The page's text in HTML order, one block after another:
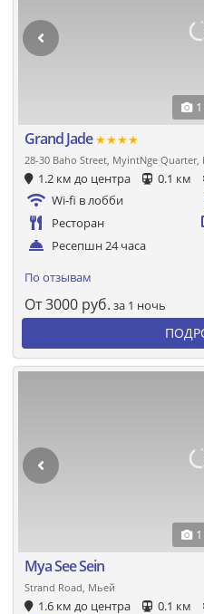
Grand Jade★★★★
28-30 Baho Street, MyintNge
1.2 км до центра 0.1 км
Wi-fi в лобби
Ресторан
Ресепшн 24 часа
По отзывам
От3000 руб. за 1 ночь
Mya See Sein
Strand Road, Мьей
1.6 км до центра 0.1 км